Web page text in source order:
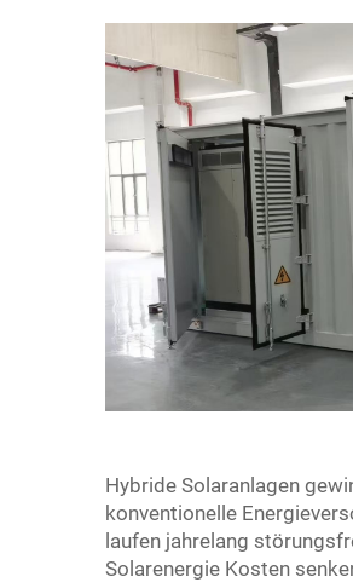
Hybride Solaranlagen
konventionelle
laufen jahrelang
Solarenergie Kosten